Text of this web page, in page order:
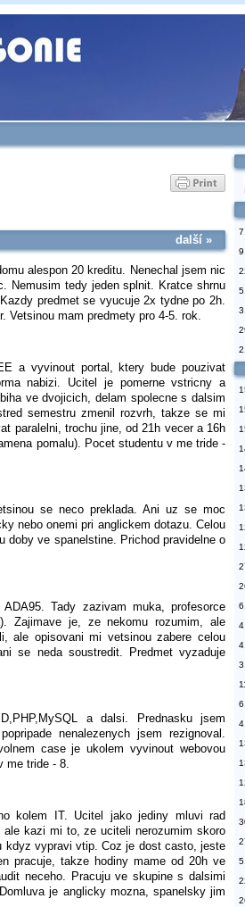
další »
alespon 20 kreditu. Nenechal jsem nic
Nemusim tedy jeden splnit. Kratce shrnu
predmet se vyucuje 2x tydne po 2h.
Vetsinou mam predmety pro 4-5. rok.
a vyvinout portal, ktery bude pouzivat
nabizi. Ucitel je pomerne vstricny a
ve dvojicich, delam spolecne s dalsim
semestru zmenil rozvrh, takze se mi
paralelni, trochu jine, od 21h vecer a 16h
pomalu). Pocet studentu v me tride -
se neco preklada. Ani uz se moc
nebo onemi pri anglickem dotazu. Celou
doby ve spanelstine. Prichod pravidelne o
Tady zazivam muka, profesorce
Zajimave je, ze nekomu rozumim, ale
ale opisovani mi vetsinou zabere celou
se neda soustredit. Predmet vyzaduje
a dalsi. Prednasku jsem
nenalezenych jsem rezignoval.
case je ukolem vyvinout webovou
me tride - 8.
kolem IT. Ucitel jako jediny mluvi rad
kazi mi to, ze uciteli nerozumim skoro
kdyz vypravi vtip. Coz je dost casto, jeste
pracuje, takze hodiny mame od 20h ve
neceho. Pracuju ve skupine s dalsimi
je anglicky mozna, spanelsky jim